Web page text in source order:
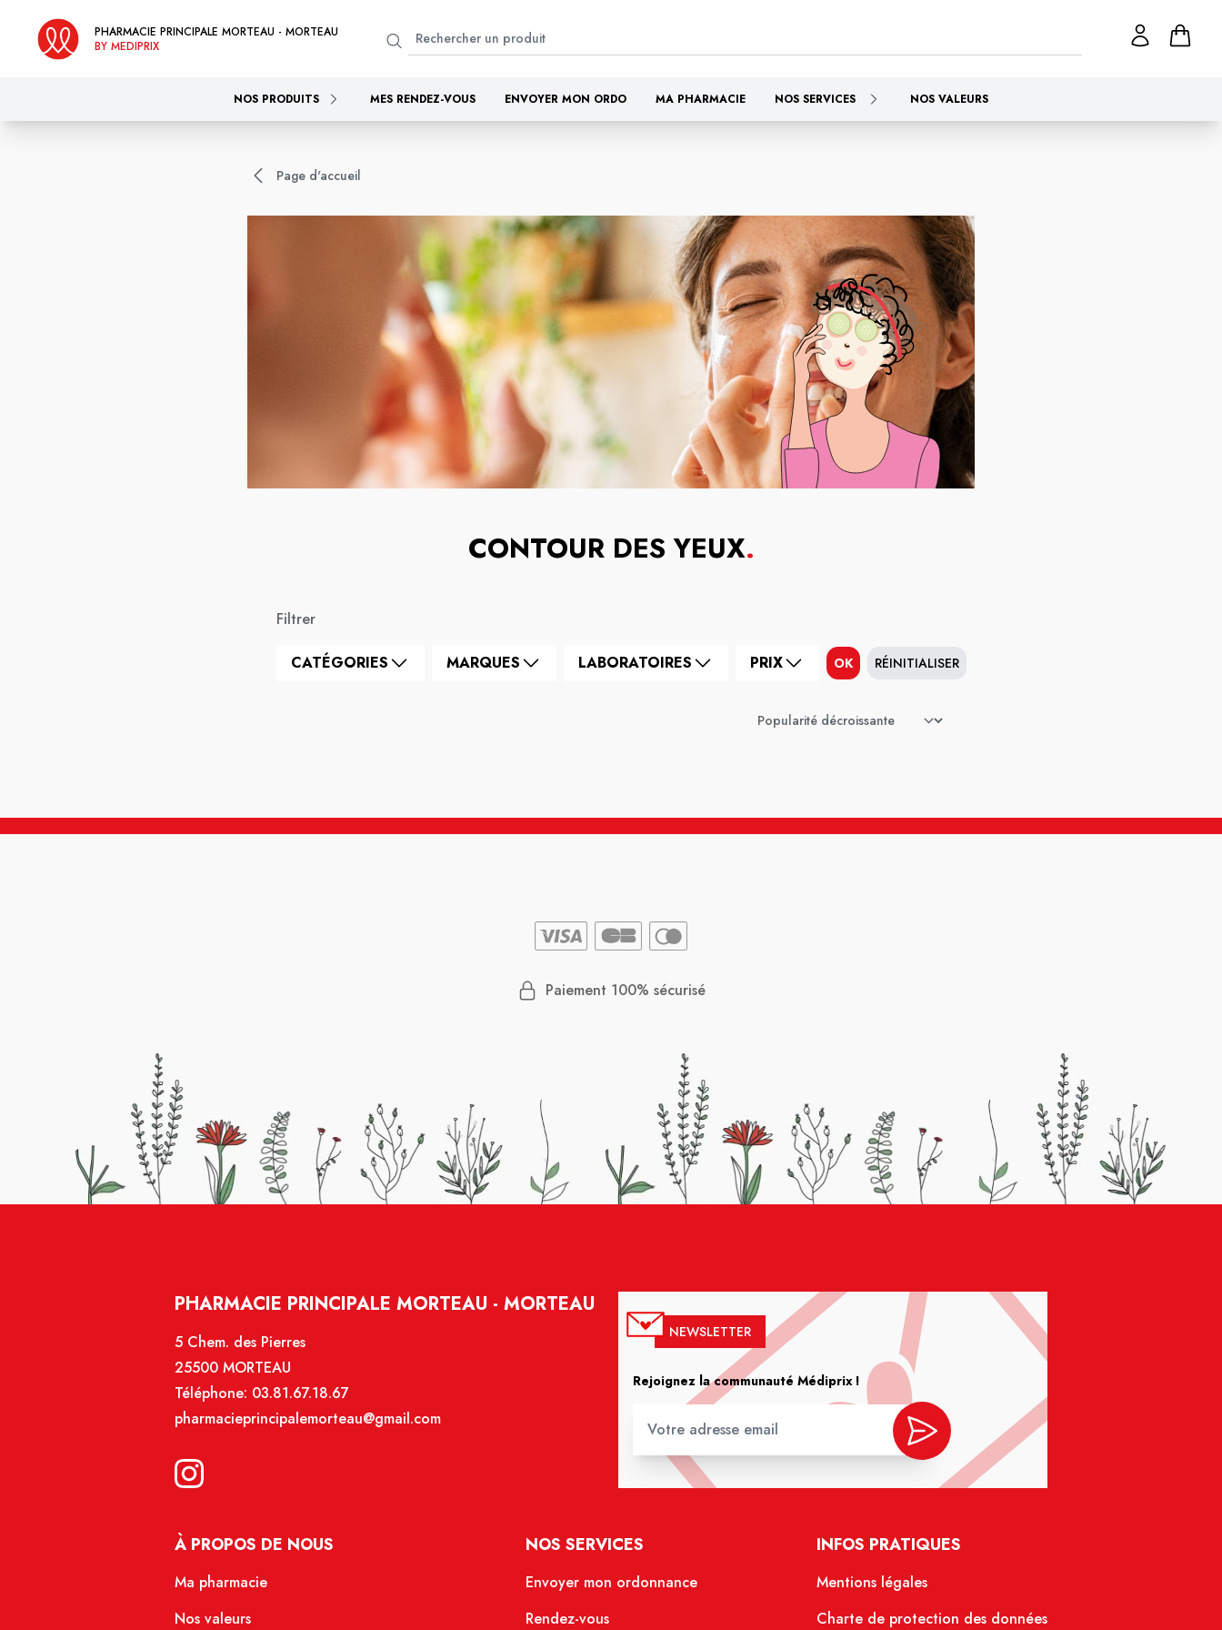
PHARMACIE PRINCIPALE MORTEAU - MORTEAU
BY MEDIPRIX
NOS PRODUITS MES RENDEZ-VOUS ENVOYER MON ORDO MA PHARMACIE NOS SERVICES NOS VALEURS
Page d'accueil
CONTOUR DES YEUX.
Filtrer
CATÉGORIES MARQUES LABORATOIRES PRIX OK RÉINITIALISER
Paiement 100% sécurisé
PHARMACIE PRINCIPALE MORTEAU - MORTEAU
5 Chem. des Pierres
25500 MORTEAU
Téléphone: 03.81.67.18.67
pharmacieprincipalemorteau@gmail.com
NEWSLETTER
Rejoignez la communauté Médiprix !
À PROPOS DE NOUS
Ma pharmacie
Nos valeurs
NOS SERVICES
Envoyer mon ordonnance
Rendez-vous
INFOS PRATIQUES
Mentions légales
Charte de protection des données